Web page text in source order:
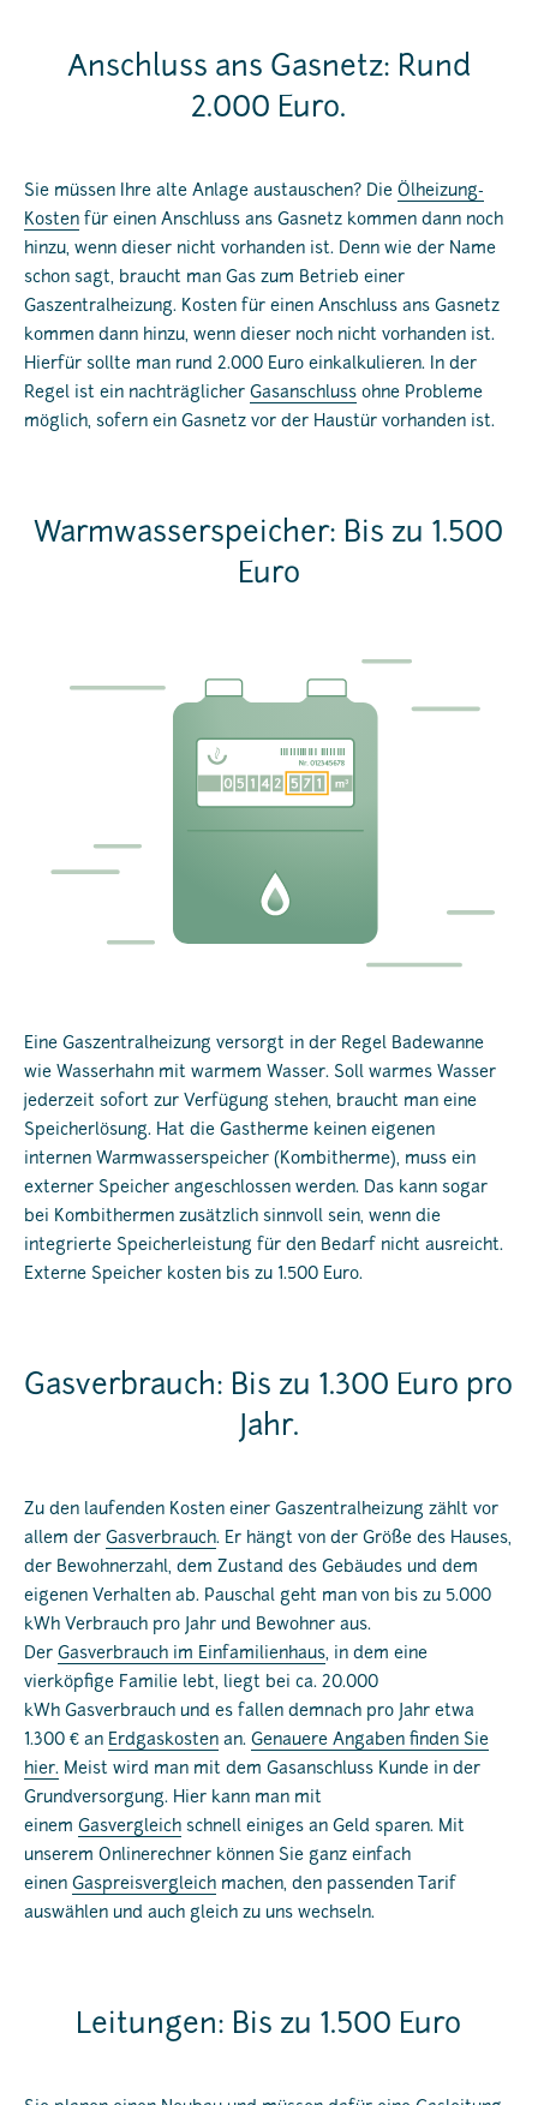
Anschluss ans Gasnetz: Rund
2.000 Euro.
Sie müssen Ihre alte Anlage austauschen? Die Ölheizung-
Kosten für einen Anschluss ans Gasnetz kommen dann noch
hinzu, wenn dieser nicht vorhanden ist. Denn wie der Name
schon sagt, braucht man Gas zum Betrieb einer
Gaszentralheizung. Kosten für einen Anschluss ans Gasnetz
kommen dann hinzu, wenn dieser noch nicht vorhanden ist.
Hierfür sollte man rund 2.000 Euro einkalkulieren. In der
Regel ist ein nachträglicher Gasanschluss ohne Probleme
möglich, sofern ein Gasnetz vor der Haustür vorhanden ist.
Warmwasserspeicher: Bis zu 1.500
Euro
Eine Gaszentralheizung versorgt in der Regel Badewanne
wie Wasserhahn mit warmem Wasser. Soll warmes Wasser
jederzeit sofort zur Verfügung stehen, braucht man eine
Speicherlösung. Hat die Gastherme keinen eigenen
internen Warmwasserspeicher (Kombitherme), muss ein
externer Speicher angeschlossen werden. Das kann sogar
bei Kombithermen zusätzlich sinnvoll sein, wenn die
integrierte Speicherleistung für den Bedarf nicht ausreicht.
Externe Speicher kosten bis zu 1.500 Euro.
Gasverbrauch: Bis zu 1.300 Euro pro
Jahr.
Zu den laufenden Kosten einer Gaszentralheizung zählt vor
allem der Gasverbrauch. Er hängt von der Größe des Hauses,
der Bewohnerzahl, dem Zustand des Gebäudes und dem
eigenen Verhalten ab. Pauschal geht man von bis zu 5.000
kWh Verbrauch pro Jahr und Bewohner aus.
Der Gasverbrauch im Einfamilienhaus, in dem eine
vierköpfige Familie lebt, liegt bei ca. 20.000
kWh Gasverbrauch und es fallen demnach pro Jahr etwa
1.300 € an Erdgaskosten an. Genauere Angaben finden Sie
hier. Meist wird man mit dem Gasanschluss Kunde in der
Grundversorgung. Hier kann man mit
einem Gasvergleich schnell einiges an Geld sparen. Mit
unserem Onlinerechner können Sie ganz einfach
einen Gaspreisvergleich machen, den passenden Tarif
auswählen und auch gleich zu uns wechseln.
Leitungen: Bis zu 1.500 Euro